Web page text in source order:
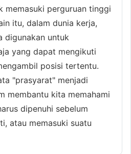
memasuki perguruan tinggi
itu, dalam dunia kerja,
digunakan untuk
yang dapat mengikuti
posisi tertentu.
"prasyarat" menjadi
membantu kita memahami
dipenuhi sebelum
atau memasuki suatu